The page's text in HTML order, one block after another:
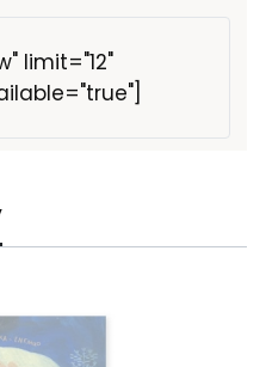
limit="12"